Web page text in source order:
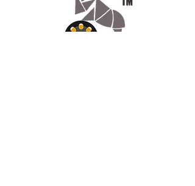
Les caractéristiques de ABSpro
™ - Flame Retardant Black